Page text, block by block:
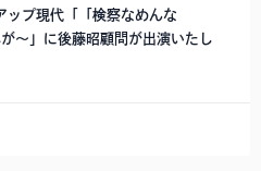
プ現代「「検察なめんな
〜」に後藤昭顧問が出演いたし